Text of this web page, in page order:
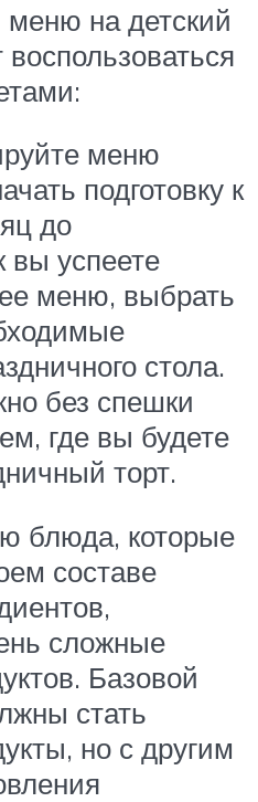
на детский
меню
подготовку к
до
вы успеете
меню, выбрать
стола.
без спешки
где вы будете
торт.
блюда, которые
составе
сложные
Базовой
стать
но с другим